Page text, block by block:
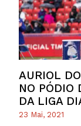
AURIOL
NO PÓDIO
DA LIGA
23 Mai, 2021